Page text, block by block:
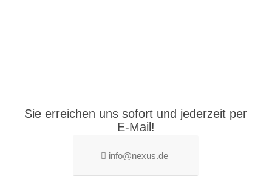
Sie erreichen uns sofort und jederzeit per
E-Mail!
info@nexus.de